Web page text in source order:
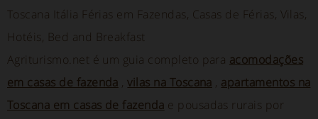
Toscana Itália Férias em Fazendas, Casas de Férias, Vilas,
Hotéis, Bed and Breakfast
Agriturismo.net é um guia completo para acomodações
em casas de fazenda ,vilas na Toscana , apartamentos na
Toscana em casas de fazenda e pousadas rurais por